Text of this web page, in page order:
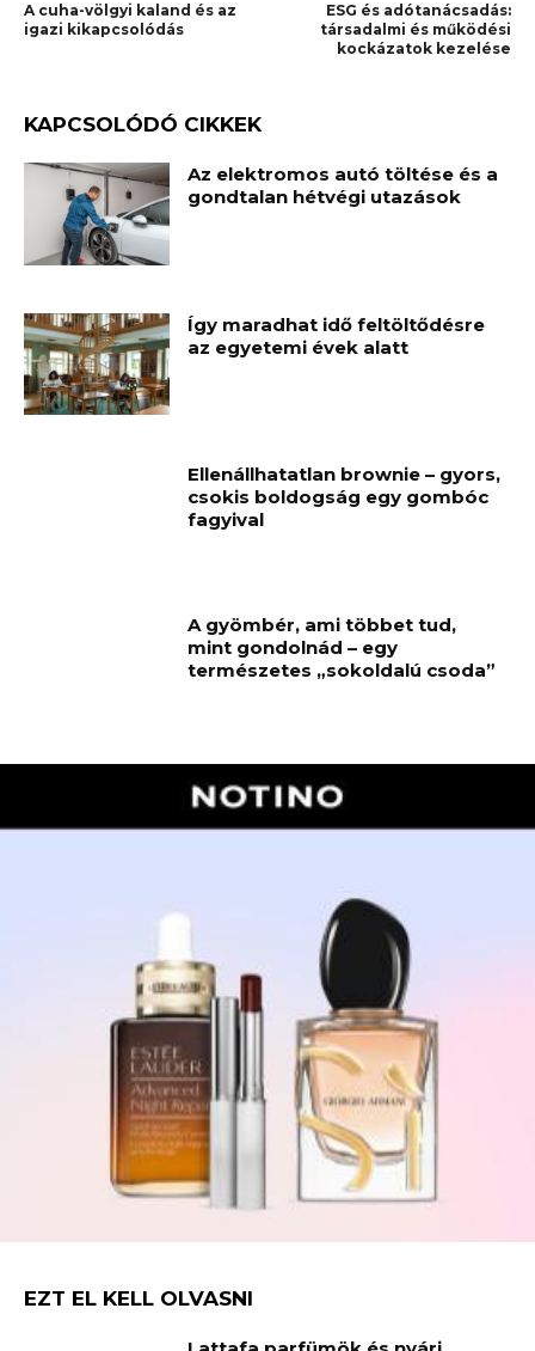
A cuha-völgyi kaland és az
igazi kikapcsolódás
ESG és adótanácsadás:
társadalmi és működési
kockázatok kezelése
KAPCSOLÓDÓ CIKKEK
Az elektromos autó töltése és a
gondtalan hétvégi utazások
Így maradhat idő feltöltődésre
az egyetemi évek alatt
Ellenállhatatlan brownie – gyors,
csokis boldogság egy gombóc
fagyival
A gyömbér, ami többet tud,
mint gondolnád – egy
természetes „sokoldalú csoda”
EZT EL KELL OLVASNI